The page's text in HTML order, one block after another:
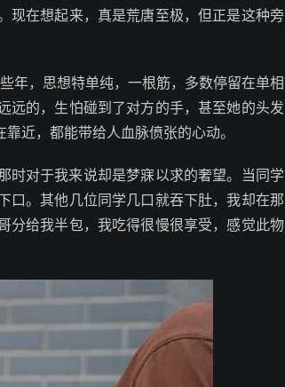
现在想起来，真是荒唐至极，但正是这种旁
年，思想特单纯，一根筋，多数停留在单相
远的，生怕碰到了对方的手，甚至她的头发
近，都能带给人血脉偾张的心动。
时对于我来说却是梦寐以求的奢望。当同学
口。其他几位同学几口就吞下肚，我却在那
分给我半包，我吃得很慢很享受，感觉此物